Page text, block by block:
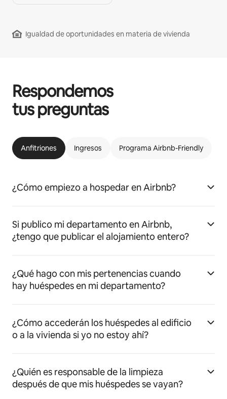
Igualdad de oportunidades en materia de vivienda
Respondemos
tus preguntas
Anfitriones Ingresos Programa Airbnb-Friendly
¿Cómo empiezo a hospedar en Airbnb?
Si publico mi departamento en Airbnb,
¿tengo que publicar el alojamiento entero?
¿Qué hago con mis pertenencias cuando
hay huéspedes en mi departamento?
¿Cómo accederán los huéspedes al edificio
o a la vivienda si yo no estoy ahí?
¿Quién es responsable de la limpieza
después de que mis huéspedes se vayan?